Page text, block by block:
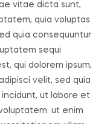
vitae dicta sunt,
quia voluptas
quia consequuntur
sequi
qui dolorem ipsum,
velit, sed quia
ut labore et
ut enim